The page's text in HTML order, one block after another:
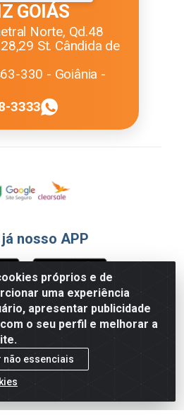
próprios e de
uma experiência
apresentar publicidade
o seu perfil e melhorar a
não essenciais
GOIÁS
Norte, Qd.48
St. Cândida de
330 - Goiânia -
3333
nosso APP
de Pagamento